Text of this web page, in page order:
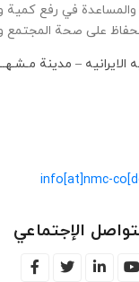
في رفع كمية
على صحة المجتمع
الایرانیه – مدینة
info[at]nmc-
الإجتماعي